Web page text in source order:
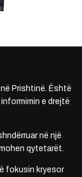
Prishtinë. Është
e drejtë
në një
qytetarët.
fokusin kryesor